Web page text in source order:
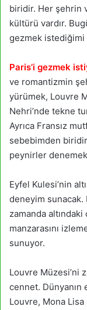
biridir. Her şehrin
kültürü vardır.
gezmek
Paris’i gezmek
ve romantizmin
yürümek, Louvre
Nehri’nde tekne
Ayrıca Fransız
sebebimden
peynirler denemek
Eyfel Kulesi’nin
deneyim sunacak.
zamanda
manzarasını
sunuyor.
Louvre Müzesi’ni
cennet.
Louvre, Mona